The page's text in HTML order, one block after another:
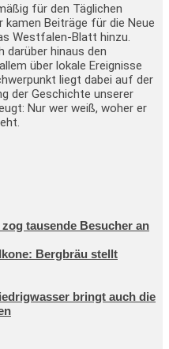
für den Täglichen
kamen Beiträge für die Neue
Westfalen-Blatt hinzu.
darüber hinaus den
über lokale Ereignisse
liegt dabei auf der
der Geschichte unserer
Nur wer weiß, woher er
tausende Besucher an
Bergbräu stellt
bringt auch die